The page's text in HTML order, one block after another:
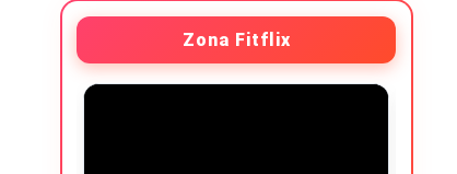
Zona Fitflix